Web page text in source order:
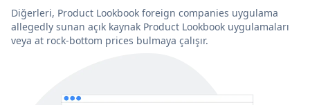
Diğerleri, Product Lookbook foreign companies uygulama
allegedly sunan açık kaynak Product Lookbook uygulamaları
veya at rock-bottom prices bulmaya çalışır.